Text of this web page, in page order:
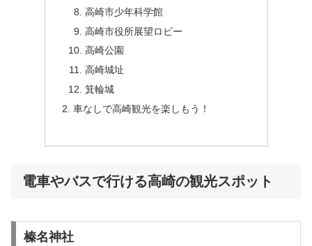
高崎市少年科学館
高崎市役所展望ロビー
高崎公園
高崎城址
箕輪城
車なしで高崎観光を楽しもう！
電車やバスで行ける高崎の観光スポット
榛名神社